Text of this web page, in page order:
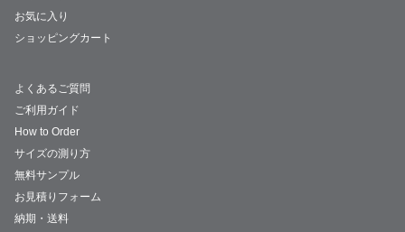
お気に入り
ショッピングカート
よくあるご質問
ご利用ガイド
How to Order
サイズの測り方
無料サンプル
お見積りフォーム
納期・送料